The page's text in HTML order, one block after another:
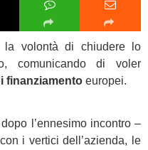
la volontà di chiudere lo
comunicando di voler
finanziamento europei.
l’ennesimo incontro –
i vertici dell’azienda, le